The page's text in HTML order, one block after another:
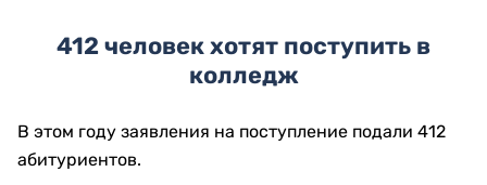
412 человек хотят поступить в
колледж
В этом году заявления на поступление подали 412
абитуриентов.